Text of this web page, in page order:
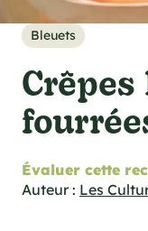
techniques
foodieBleuets
Évaluer cette
Auteur : Les